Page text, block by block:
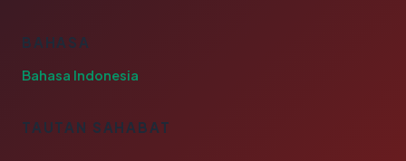
BAHASA
Bahasa Indonesia
TAUTAN SAHABAT